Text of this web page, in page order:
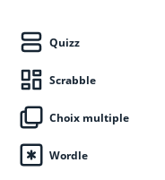
Quizz
Scrabble
Choix multiple
Wordle